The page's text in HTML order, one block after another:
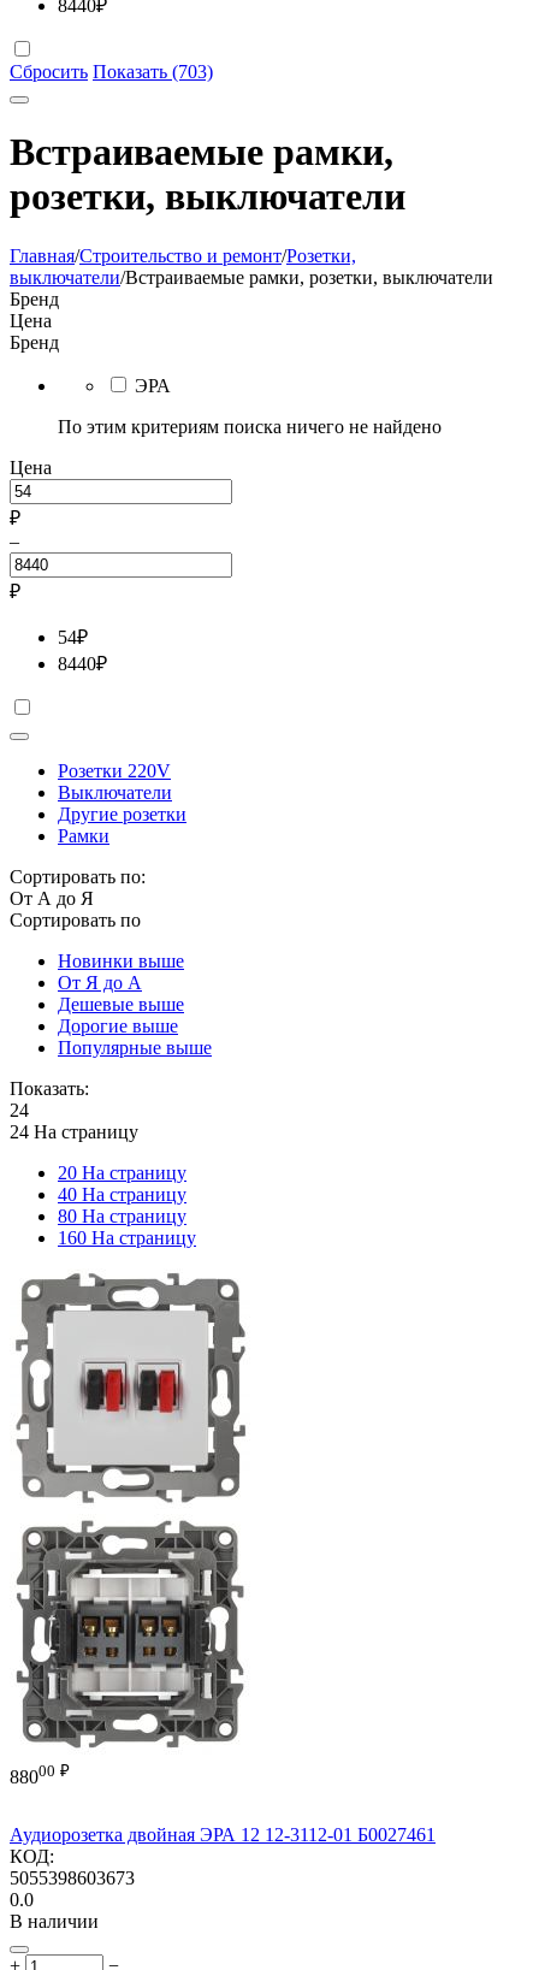
8440₽
Сбросить Показать (703)
Встраиваемые рамки,
розетки, выключатели
Главная/Строительство и ремонт/Розетки,
выключатели/Встраиваемые рамки, розетки, выключатели
Бренд
Цена
Бренд
ЭРА
По этим критериям поиска ничего не найдено
Цена
₽
–
₽
54₽
8440₽
Розетки 220V
Выключатели
Другие розетки
Рамки
Сортировать по:
От А до Я
Сортировать по
Новинки выше
От Я до А
Дешевые выше
Дорогие выше
Популярные выше
Показать:
24
24 На страницу
20 На страницу
40 На страницу
80 На страницу
160 На страницу
88000 ₽
Аудиорозетка двойная ЭРА 12 12-3112-01 Б0027461
КОД:
5055398603673
0.0
В наличии
+ −